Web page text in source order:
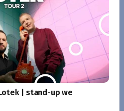
| stand-up we